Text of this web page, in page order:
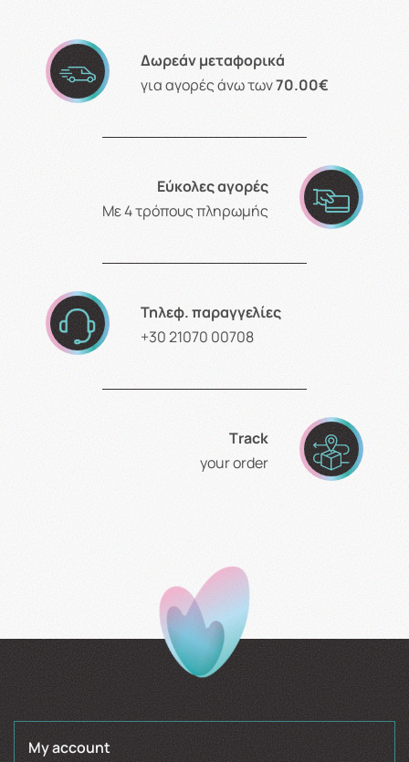
Δωρεάν μεταφορικά
για αγορές άνω των70.00€
Εύκολες αγορές
Με 4 τρόπους πληρωμής
Τηλεφ. παραγγελίες
+30 21070 00708
Τrack
your order
My account